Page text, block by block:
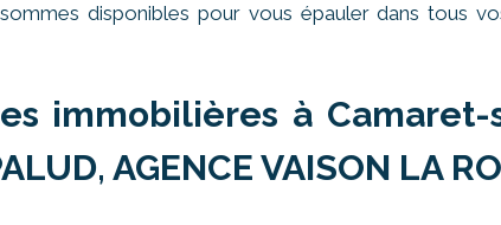
disponibles pour vous épauler dans tous
immobilières à
AGENCE VAISON LA